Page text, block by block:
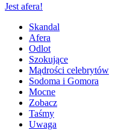
Jest afera!
Skandal
Afera
Odlot
Szokujące
Mądrości celebrytów
Sodoma i Gomora
Mocne
Zobacz
Taśmy
Uwaga